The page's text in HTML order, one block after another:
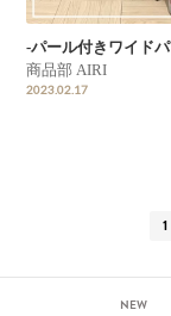
-パール付きワイド
商品部 AIRI
2023.02.17
1
NEW